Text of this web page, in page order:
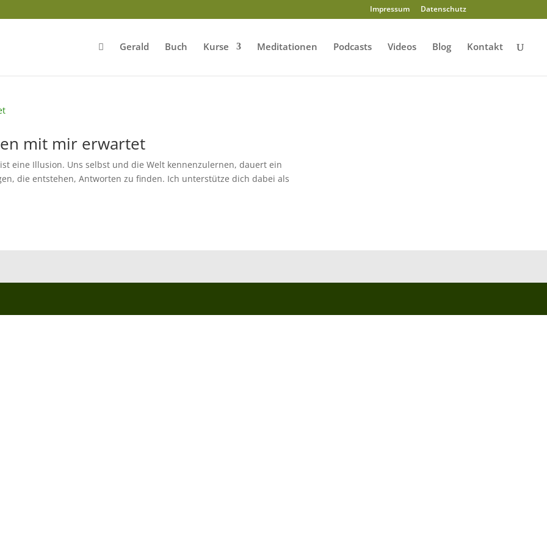
Impressum Datenschutz
Gerald Buch Kurse Meditationen Podcasts Videos Blog Kontakt
mit mir erwartet
eine Illusion. Uns selbst und die Welt kennenzulernen, dauert ein
die entstehen, Antworten zu finden. Ich unterstütze dich dabei als